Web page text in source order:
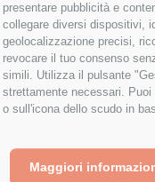
presentare pubblicità e
collegare diversi dispositivi,
geolocalizzazione precisi,
revocare il tuo consenso
simili. Utilizza il pulsante
strettamente necessari.
o sull'icona dello scudo in
Maggiori